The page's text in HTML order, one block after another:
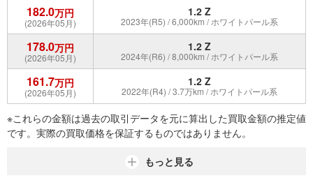
182.0万円
(2026年05月)
1.2 Z
2023年(R5) / 6,000km / ホワイトパール系
178.0万円
(2026年05月)
1.2 Z
2024年(R6) / 8,000km / ホワイトパール系
161.7万円
(2026年05月)
1.2 Z
2022年(R4) / 3.7万km / ホワイトパール系
※これらの金額は過去の取引データを元に算出した買取金額の推定値
です。実際の買取価格を保証するものではありません。
もっと見る